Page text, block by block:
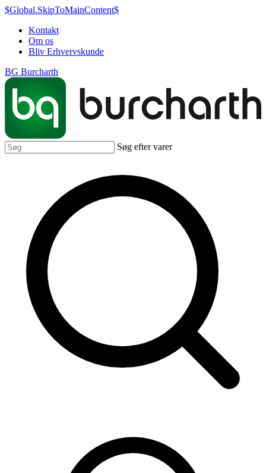
$Global.SkipToMainContent$
Kontakt
Om os
Bliv Erhvervskunde
BG Burcharth
Søg efter varer